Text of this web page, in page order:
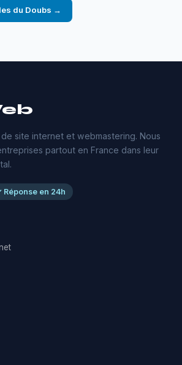
du Doubs →
site internet et webmastering. Nous
partout en France dans leur
Réponse en 24h